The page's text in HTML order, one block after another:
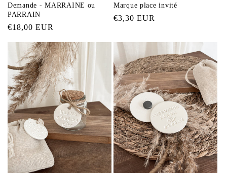
Demande - MARRAINE ou
PARRAIN
Prix
€18,00 EUR
Marque place invité
Prix
€3,30 EUR